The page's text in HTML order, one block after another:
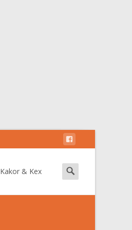
Kakor & Kex
Search
for: